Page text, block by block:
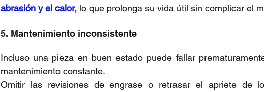
abrasión y el calor, lo que prolonga su vida útil sin complicar el
5. Mantenimiento inconsistente
Incluso una pieza en buen estado puede fallar
mantenimiento constante.
Omitir las revisiones de engrase o retrasar el apriete de